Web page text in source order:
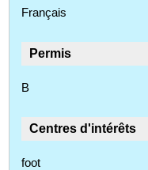
Français
Permis
B
Centres d'intérêts
foot